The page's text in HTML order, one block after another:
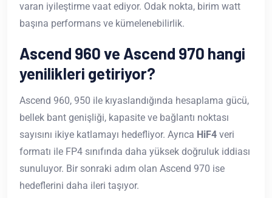
varan iyileştirme vaat ediyor. Odak nokta, birim watt
başına performans ve kümelenebilirlik.
Ascend 960 ve Ascend 970 hangi
yenilikleri getiriyor?
Ascend 960, 950 ile kıyaslandığında hesaplama gücü,
bellek bant genişliği, kapasite ve bağlantı noktası
sayısını ikiye katlamayı hedefliyor. Ayrıca HiF4 veri
formatı ile FP4 sınıfında daha yüksek doğruluk iddiası
sunuluyor. Bir sonraki adım olan Ascend 970 ise
hedeflerini daha ileri taşıyor.